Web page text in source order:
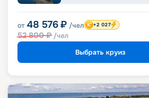
от 48 576 ₽ /чел
52 800₽ /чел
+2 027
Выбрать круиз